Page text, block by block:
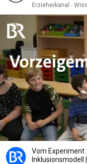
Erzieherkanal -
Vom Experiment
Inklusionsmodell